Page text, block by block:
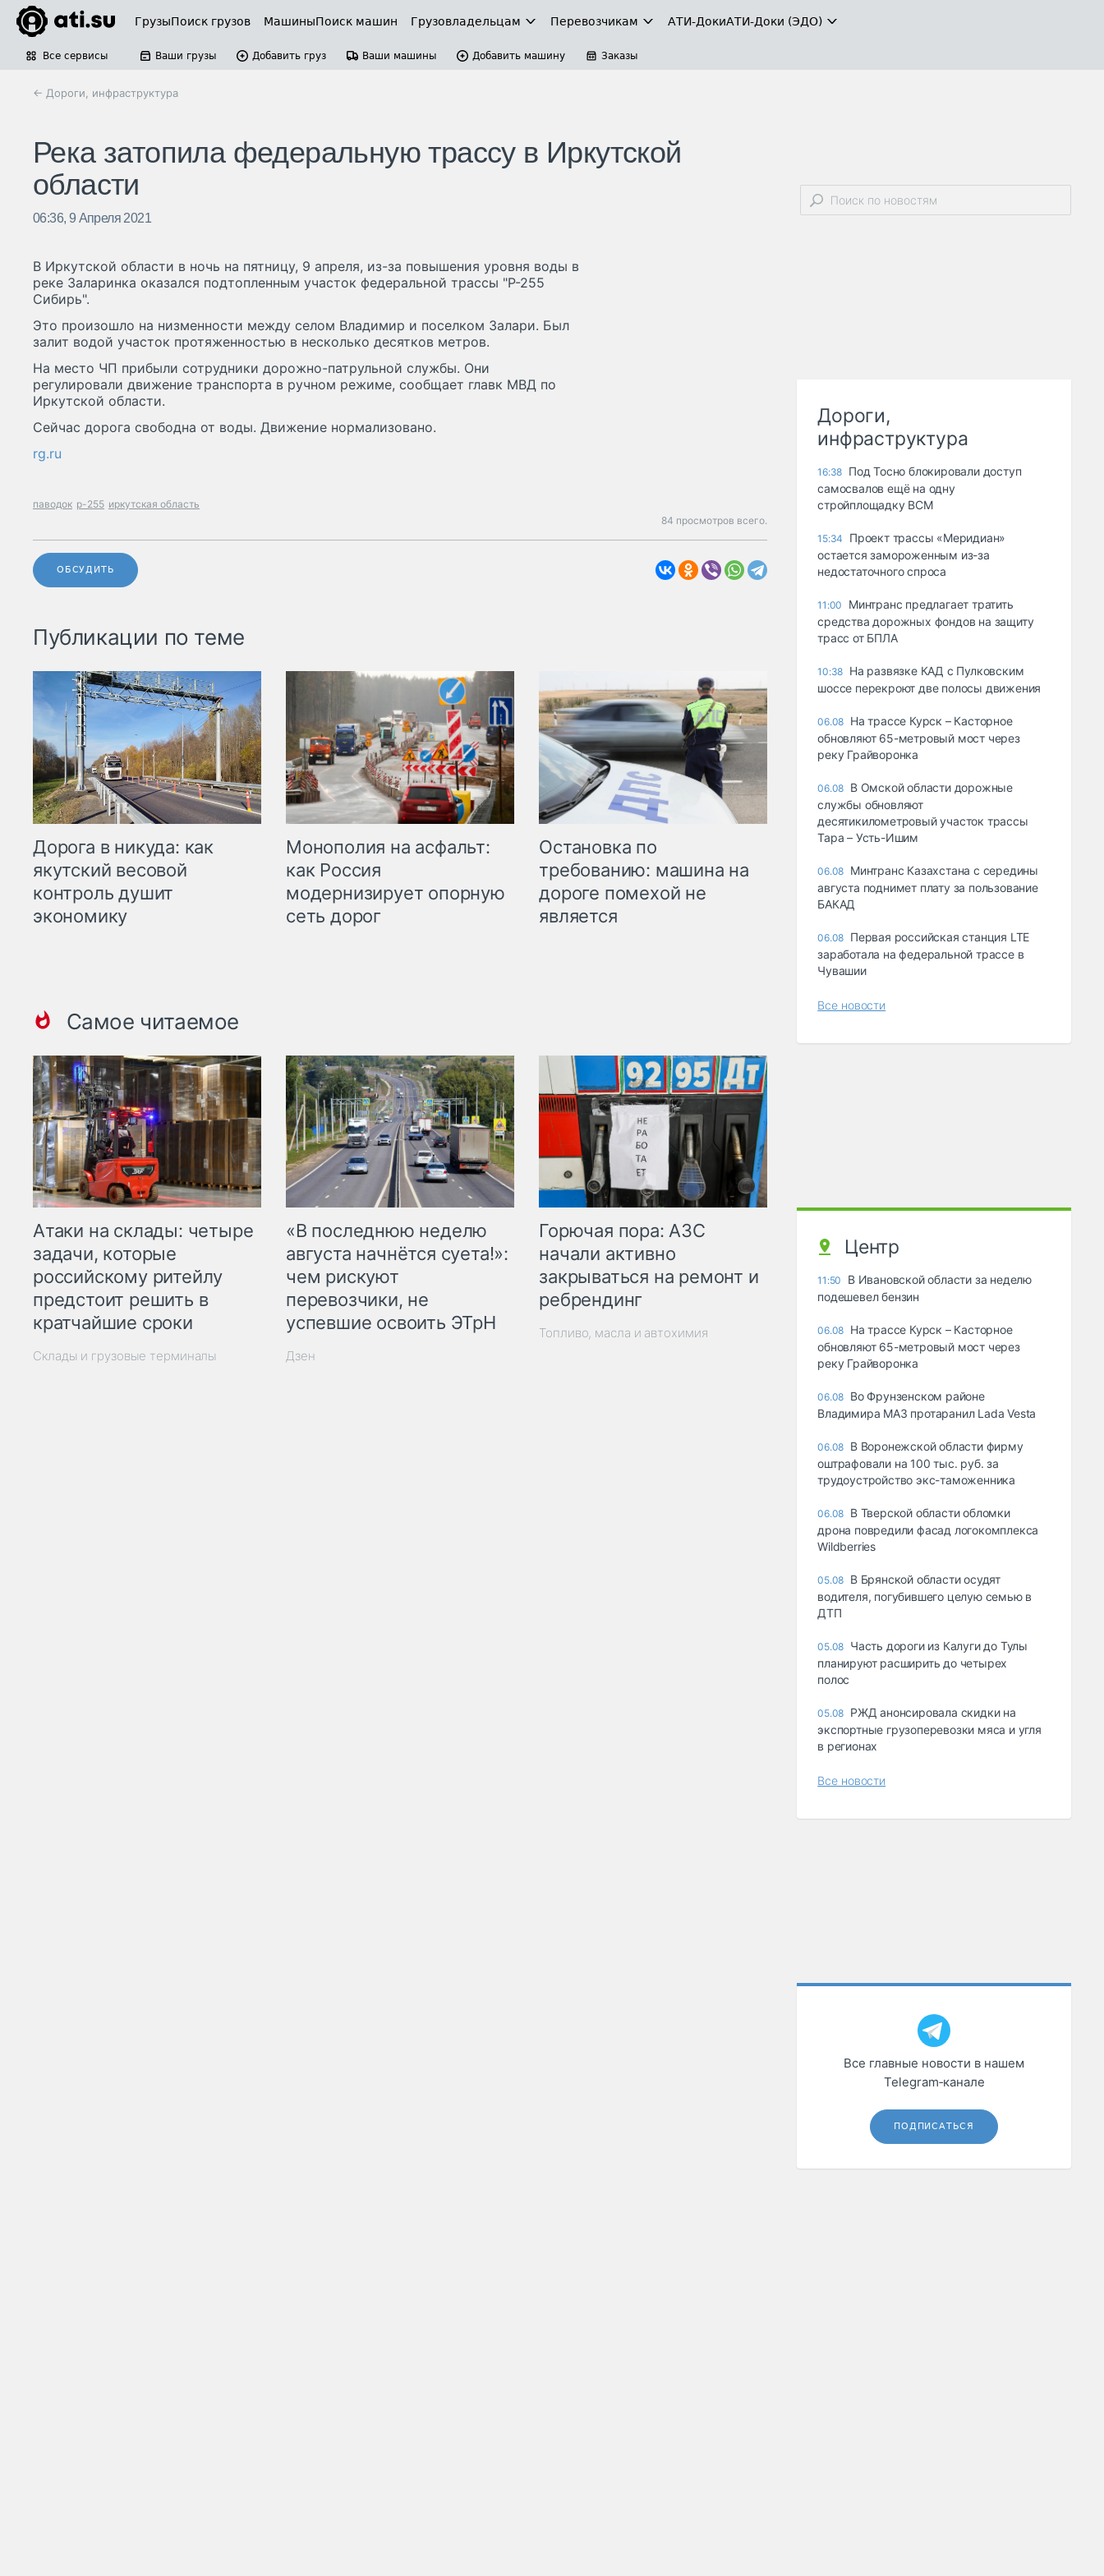
ГрузыПоиск грузов МашиныПоиск машин Грузовладельцам Перевозчикам АТИ-ДокиАТИ-Доки (ЭДО)
Все сервисы Ваши грузы Добавить груз Ваши машины Добавить машину Заказы
← Дороги, инфраструктура
Река затопила федеральную трассу в Иркутской
области
06:36, 9 Апреля 2021
В Иркутской области в ночь на пятницу, 9 апреля, из-за повышения уровня воды в
реке Заларинка оказался подтопленным участок федеральной трассы "Р-255
Сибирь".
Это произошло на низменности между селом Владимир и поселком Залари. Был
залит водой участок протяженностью в несколько десятков метров.
На место ЧП прибыли сотрудники дорожно-патрульной службы. Они
регулировали движение транспорта в ручном режиме, сообщает главк МВД по
Иркутской области.
Сейчас дорога свободна от воды. Движение нормализовано.
rg.ru
паводок р-255 иркутская область
84 просмотров всего.
ОБСУДИТЬ
Публикации по теме
Дорога в никуда: как
якутский весовой
контроль душит
экономику
Монополия на асфальт:
как Россия
модернизирует опорную
сеть дорог
Остановка по
требованию: машина на
дороге помехой не
является
Самое читаемое
Атаки на склады: четыре
задачи, которые
российскому ритейлу
предстоит решить в
кратчайшие сроки
Склады и грузовые терминалы
«В последнюю неделю
августа начнётся суета!»:
чем рискуют
перевозчики, не
успевшие освоить ЭТрН
Дзен
Горючая пора: АЗС
начали активно
закрываться на ремонт и
ребрендинг
Топливо, масла и автохимия
Дороги,
инфраструктура
16:38 Под Тосно блокировали доступ
самосвалов ещё на одну
стройплощадку ВСМ
15:34
Проект трассы «Меридиан»
остается замороженным из-за
недостаточного спроса
11:00
Минтранс предлагает тратить
средства дорожных фондов на защиту
трасс от БПЛА
10:38 На развязке КАД с Пулковским
шоссе перекроют две полосы движения
06.08 На трассе Курск – Касторное
обновляют 65-метровый мост через
реку Грайворонка
06.08 В Омской области дорожные
службы обновляют
десятикилометровый участок трассы
Тара – Усть-Ишим
06.08 Минтранс Казахстана с середины
августа поднимет плату за пользование
БАКАД
06.08 Первая российская станция LTE
заработала на федеральной трассе в
Чувашии
Все новости
Центр
11:50
В Ивановской области за неделю
подешевел бензин
06.08 На трассе Курск – Касторное
обновляют 65-метровый мост через
реку Грайворонка
06.08 Во Фрунзенском районе
Владимира МАЗ протаранил Lada Vesta
06.08 В Воронежской области фирму
оштрафовали на 100 тыс. руб. за
трудоустройство экс-таможенника
06.08 В Тверской области обломки
дрона повредили фасад логокомплекса
Wildberries
05.08 В Брянской области осудят
водителя, погубившего целую семью в
ДТП
05.08 Часть дороги из Калуги до Тулы
планируют расширить до четырех
полос
05.08 РЖД анонсировала скидки на
экспортные грузоперевозки мяса и угля
в регионах
Все новости
Все главные новости в нашем
Telegram‑канале
ПОДПИСАТЬСЯ